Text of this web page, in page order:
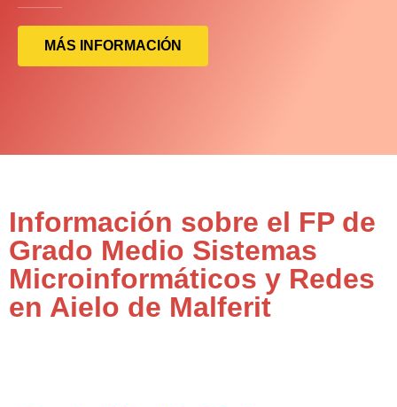
MÁS INFORMACIÓN
Información sobre el FP de
Grado Medio Sistemas
Microinformáticos y Redes
en Aielo de Malferit